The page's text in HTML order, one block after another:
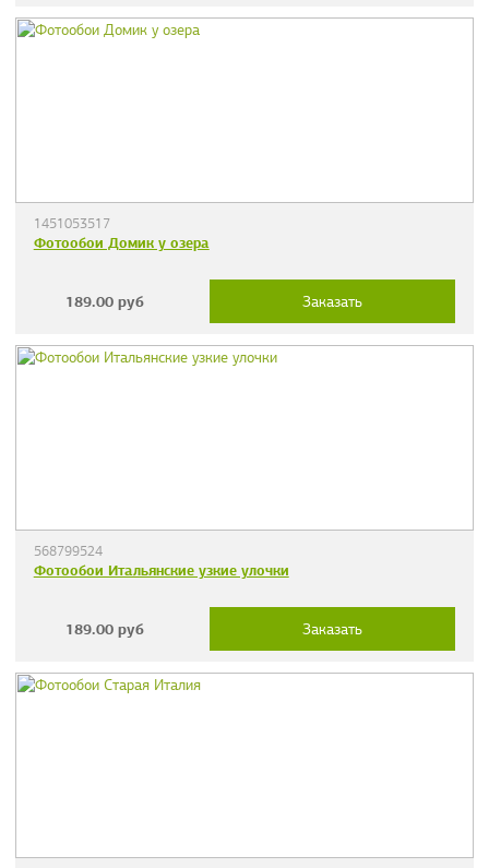
1451053517
Фотообои Домик у озера
189.00 руб Заказать
568799524
Фотообои Итальянские узкие улочки
189.00 руб Заказать